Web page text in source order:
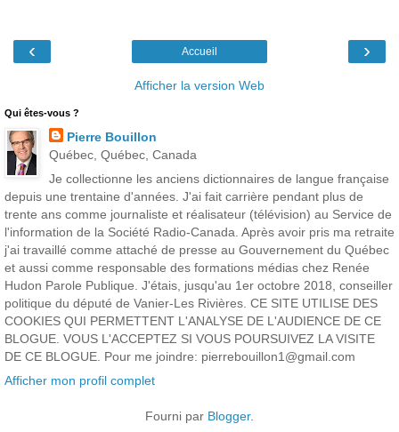
‹ ›
Accueil
Afficher la version Web
Qui êtes-vous ?
Pierre Bouillon
Québec, Québec, Canada
Je collectionne les anciens dictionnaires de langue française
depuis une trentaine d'années. J'ai fait carrière pendant plus de
trente ans comme journaliste et réalisateur (télévision) au Service de
l'information de la Société Radio-Canada. Après avoir pris ma retraite
j'ai travaillé comme attaché de presse au Gouvernement du Québec
et aussi comme responsable des formations médias chez Renée
Hudon Parole Publique. J'étais, jusqu'au 1er octobre 2018, conseiller
politique du député de Vanier-Les Rivières. CE SITE UTILISE DES
COOKIES QUI PERMETTENT L'ANALYSE DE L'AUDIENCE DE CE
BLOGUE. VOUS L'ACCEPTEZ SI VOUS POURSUIVEZ LA VISITE
DE CE BLOGUE. Pour me joindre: pierrebouillon1@gmail.com
Afficher mon profil complet
Fourni par Blogger.